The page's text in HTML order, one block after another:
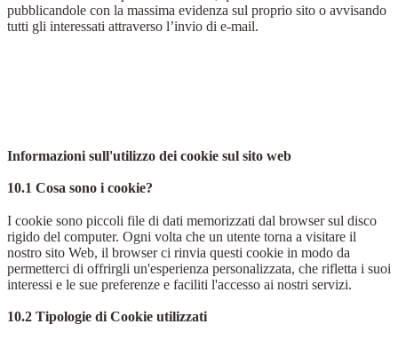
pubblicandole con la massima evidenza sul proprio sito o avvisando
tutti gli interessati attraverso l’invio di e-mail.
Informazioni sull'utilizzo dei cookie sul sito web
10.1 Cosa sono i cookie?
I cookie sono piccoli file di dati memorizzati dal browser sul disco
rigido del computer. Ogni volta che un utente torna a visitare il
nostro sito Web, il browser ci rinvia questi cookie in modo da
permetterci di offrirgli un'esperienza personalizzata, che rifletta i suoi
interessi e le sue preferenze e faciliti l'accesso ai nostri servizi.
10.2 Tipologie di Cookie utilizzati